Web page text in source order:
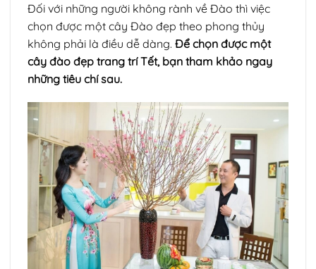
Đối với những người không rành về Đào thì việc
chọn được một cây Đào đẹp theo phong thủy
không phải là điều dễ dàng. Để chọn được một
cây đào đẹp trang trí Tết, bạn tham khảo ngay
những tiêu chí sau.